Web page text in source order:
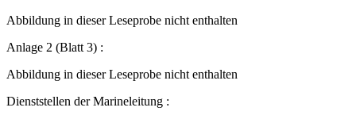
Abbildung in dieser Leseprobe nicht enthalten
Anlage 2 (Blatt 3) :
Abbildung in dieser Leseprobe nicht enthalten
Dienststellen der Marineleitung :